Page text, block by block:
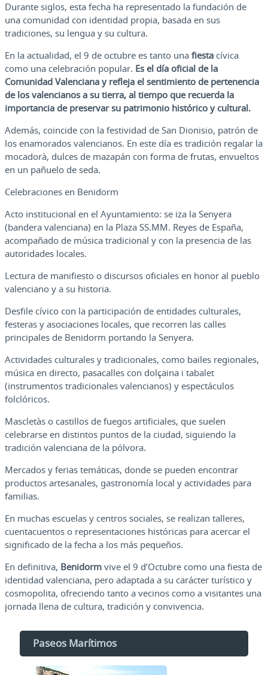
Durante siglos, esta fecha ha representado la fundación de
una comunidad con identidad propia, basada en sus
tradiciones, su lengua y su cultura.
En la actualidad, el 9 de octubre es tanto una fiesta cívica
como una celebración popular. Es el día oficial de la
Comunidad Valenciana y refleja el sentimiento de pertenencia
de los valencianos a su tierra, al tiempo que recuerda la
importancia de preservar su patrimonio histórico y cultural.
Además, coincide con la festividad de San Dionisio, patrón de
los enamorados valencianos. En este día es tradición regalar la
mocadorà, dulces de mazapán con forma de frutas, envueltos
en un pañuelo de seda.
Celebraciones en Benidorm
Acto institucional en el Ayuntamiento: se iza la Senyera
(bandera valenciana) en la Plaza SS.MM. Reyes de España,
acompañado de música tradicional y con la presencia de las
autoridades locales.
Lectura de manifiesto o discursos oficiales en honor al pueblo
valenciano y a su historia.
Desfile cívico con la participación de entidades culturales,
festeras y asociaciones locales, que recorren las calles
principales de Benidorm portando la Senyera.
Actividades culturales y tradicionales, como bailes regionales,
música en directo, pasacalles con dolçaina i tabalet
(instrumentos tradicionales valencianos) y espectáculos
folclóricos.
Mascletàs o castillos de fuegos artificiales, que suelen
celebrarse en distintos puntos de la ciudad, siguiendo la
tradición valenciana de la pólvora.
Mercados y ferias temáticas, donde se pueden encontrar
productos artesanales, gastronomía local y actividades para
familias.
En muchas escuelas y centros sociales, se realizan talleres,
cuentacuentos o representaciones históricas para acercar el
significado de la fecha a los más pequeños.
En definitiva, Benidorm vive el 9 d’Octubre como una fiesta de
identidad valenciana, pero adaptada a su carácter turístico y
cosmopolita, ofreciendo tanto a vecinos como a visitantes una
jornada llena de cultura, tradición y convivencia.
Paseos Marítimos